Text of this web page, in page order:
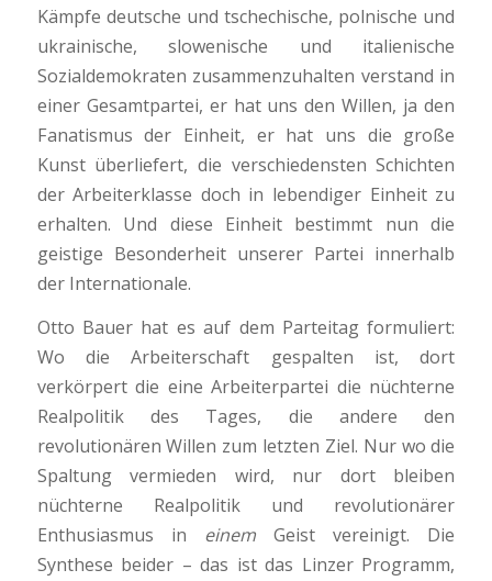
Kämpfe deutsche und tschechische, polnische und
ukrainische, slowenische und italienische
Sozialdemokraten zusammenzuhalten verstand in
einer Gesamtpartei, er hat uns den Willen, ja den
Fanatismus der Einheit, er hat uns die große
Kunst überliefert, die verschiedensten Schichten
der Arbeiterklasse doch in lebendiger Einheit zu
erhalten. Und diese Einheit bestimmt nun die
geistige Besonderheit unserer Partei innerhalb
der Internationale.
Otto Bauer hat es auf dem Parteitag formuliert:
Wo die Arbeiterschaft gespalten ist, dort
verkörpert die eine Arbeiterpartei die nüchterne
Realpolitik des Tages, die andere den
revolutionären Willen zum letzten Ziel. Nur wo die
Spaltung vermieden wird, nur dort bleiben
nüchterne Realpolitik und revolutionärer
Enthusiasmus in einemGeist vereinigt. Die
Synthese beider – das ist das Linzer Programm,